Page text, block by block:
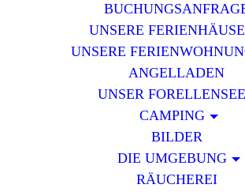
UNSERE
UNSERE
ANGELLADEN
UNSER FORELLENSEE
CAMPING
BILDER
DIE UMGEBUNG
RÄUCHEREI